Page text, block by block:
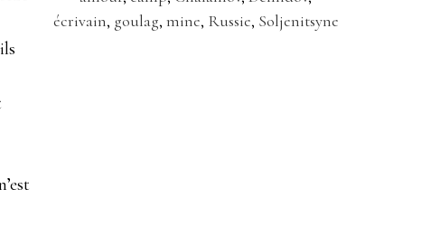
écrivain, goulag, mine, Russie, Soljenitsyne